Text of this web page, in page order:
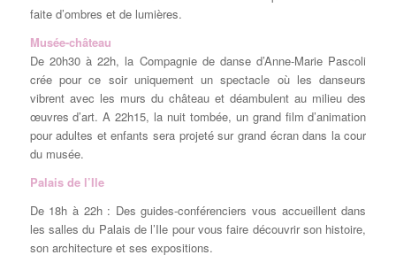
faite d’ombres et de lumières.
Musée-château
De 20h30 à 22h, la Compagnie de danse d’Anne-Marie Pascoli
crée pour ce soir uniquement un spectacle où les danseurs
vibrent avec les murs du château et déambulent au milieu des
œuvres d’art. A 22h15, la nuit tombée, un grand film d’animation
pour adultes et enfants sera projeté sur grand écran dans la cour
du musée.
Palais de l’Ile
De 18h à 22h : Des guides-conférenciers vous accueillent dans
les salles du Palais de l’Ile pour vous faire découvrir son histoire,
son architecture et ses expositions.